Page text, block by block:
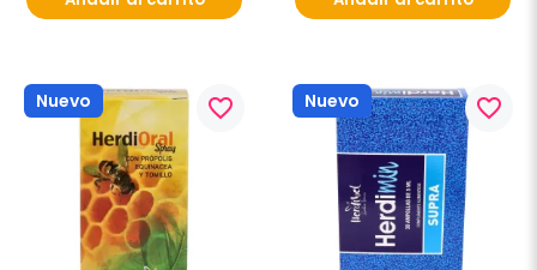
Nuevo favorite_border Nuevo favorite_border